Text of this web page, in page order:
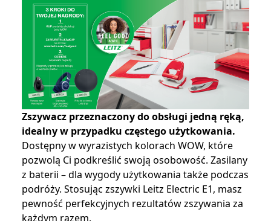
Zszywacz przeznaczony do obsługi jedną ręką,
idealny w przypadku częstego użytkowania.
Dostępny w wyrazistych kolorach WOW, które
pozwolą Ci podkreślić swoją osobowość. Zasilany
z baterii – dla wygody użytkowania także podczas
podróży. Stosując zszywki Leitz Electric E1, masz
pewność perfekcyjnych rezultatów zszywania za
każdym razem.